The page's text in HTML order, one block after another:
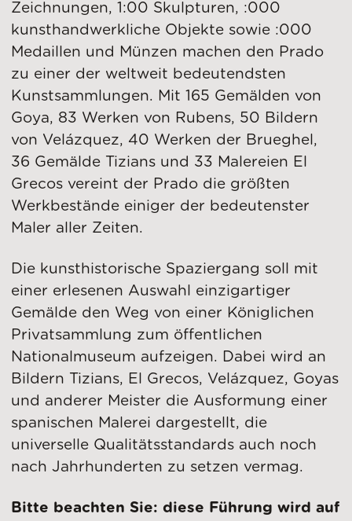
Zeichnungen, 1:00 Skulpturen, :000
kunsthandwerkliche Objekte sowie :000
Medaillen und Münzen machen den Prado
zu einer der weltweit bedeutendsten
Kunstsammlungen. Mit 165 Gemälden von
Goya, 83 Werken von Rubens, 50 Bildern
von Velázquez, 40 Werken der Brueghel,
36 Gemälde Tizians und 33 Malereien El
Grecos vereint der Prado die größten
Werkbestände einiger der bedeutenster
Maler aller Zeiten.
Die kunsthistorische Spaziergang soll mit
einer erlesenen Auswahl einzigartiger
Gemälde den Weg von einer Königlichen
Privatsammlung zum öffentlichen
Nationalmuseum aufzeigen. Dabei wird an
Bildern Tizians, El Grecos, Velázquez, Goyas
und anderer Meister die Ausformung einer
spanischen Malerei dargestellt, die
universelle Qualitätsstandards auch noch
nach Jahrhunderten zu setzen vermag.
Bitte beachten Sie: diese Führung wird auf